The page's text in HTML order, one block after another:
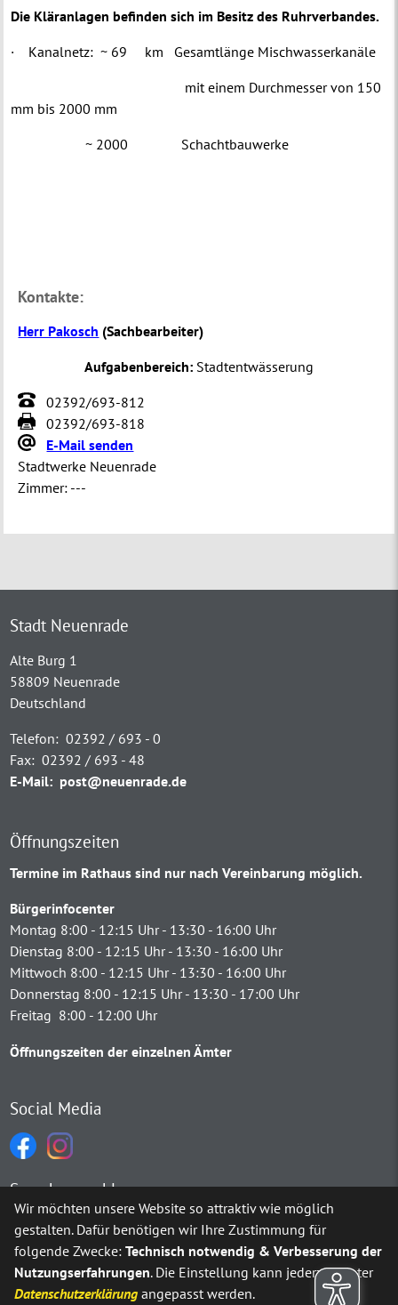
Die Kläranlagen befinden sich im Besitz des Ruhrverbandes.
· Kanalnetz: ~ 69 km Gesamtlänge Mischwasserkanäle
mit einem Durchmesser von 150
mm bis 2000 mm
~ 2000 Schachtbauwerke
Kontakte:
Herr Pakosch (Sachbearbeiter)
Aufgabenbereich: Stadtentwässerung
02392/693-812
02392/693-818
E-Mail senden
Stadtwerke Neuenrade
Zimmer: ---
Stadt Neuenrade
Alte Burg 1
58809 Neuenrade
Deutschland
Telefon: 02392 / 693 - 0
Fax: 02392 / 693 - 48
E-Mail: post@neuenrade.de
Öffnungszeiten
Termine im Rathaus sind nur nach Vereinbarung möglich.
Bürgerinfocenter
Montag 8:00 - 12:15 Uhr - 13:30 - 16:00 Uhr
Dienstag 8:00 - 12:15 Uhr - 13:30 - 16:00 Uhr
Mittwoch 8:00 - 12:15 Uhr - 13:30 - 16:00 Uhr
Donnerstag 8:00 - 12:15 Uhr - 13:30 - 17:00 Uhr
Freitag 8:00 - 12:00 Uhr
Öffnungszeiten der einzelnen Ämter
Social Media
Sprachauswahl
Möchten Sie vonGoogle Translate bereitgestellte externe
Ja Immer
Wir möchten unsere Website so attraktiv wie möglich
gestalten. Dafür benötigen wir Ihre Zustimmung für
folgende Zwecke:Technisch notwendig & Verbesserung der
Nutzungserfahrungen. Die Einstellung kann jederzeit unter
Datenschutzerklärung angepasst werden.